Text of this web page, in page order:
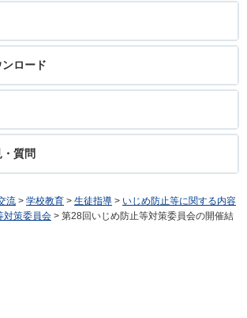
ロード
質問
流 > 学校教育 > 生徒指導 > いじめ防止等に関する内容
対策委員会 > 第28回いじめ防止等対策委員会の開催結